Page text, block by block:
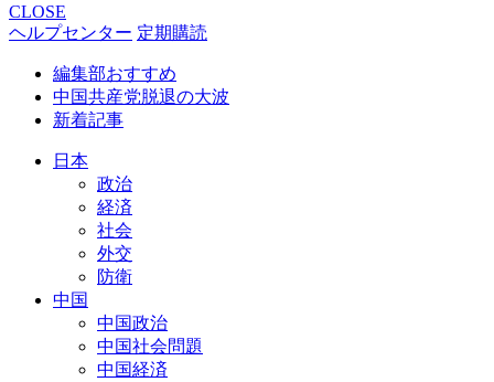
CLOSE
ヘルプセンター 定期購読
編集部おすすめ
中国共産党脱退の大波
新着記事
日本
政治
経済
社会
外交
防衛
中国
中国政治
中国社会問題
中国経済